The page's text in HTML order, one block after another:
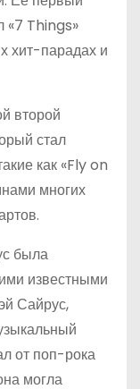
«7 Things»
хит-парадах и
второй
стал
как «Fly on
многих
была
известными
Сайрус,
от поп-рока
могла